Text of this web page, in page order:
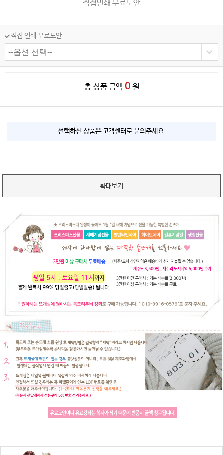
직접인쇄 무료도안
직접 인쇄 무료도안
총 상품 금액 0 원
선택하신 상품은 고객센터로 문의주세요.
확대보기